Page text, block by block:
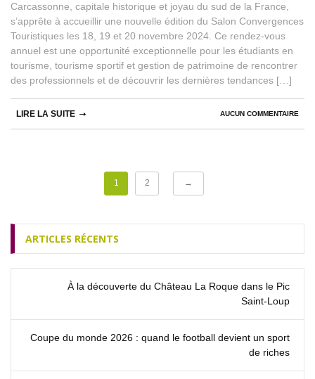
Carcassonne, capitale historique et joyau du sud de la France,
s’apprête à accueillir une nouvelle édition du Salon Convergences
Touristiques les 18, 19 et 20 novembre 2024. Ce rendez-vous
annuel est une opportunité exceptionnelle pour les étudiants en
tourisme, tourisme sportif et gestion de patrimoine de rencontrer
des professionnels et de découvrir les dernières tendances […]
AUCUN COMMENTAIRE
LIRE LA SUITE
1 2 →
ARTICLES RÉCENTS
À la découverte du Château La Roque dans le Pic
Saint‑Loup
Coupe du monde 2026 : quand le football devient un sport
de riches